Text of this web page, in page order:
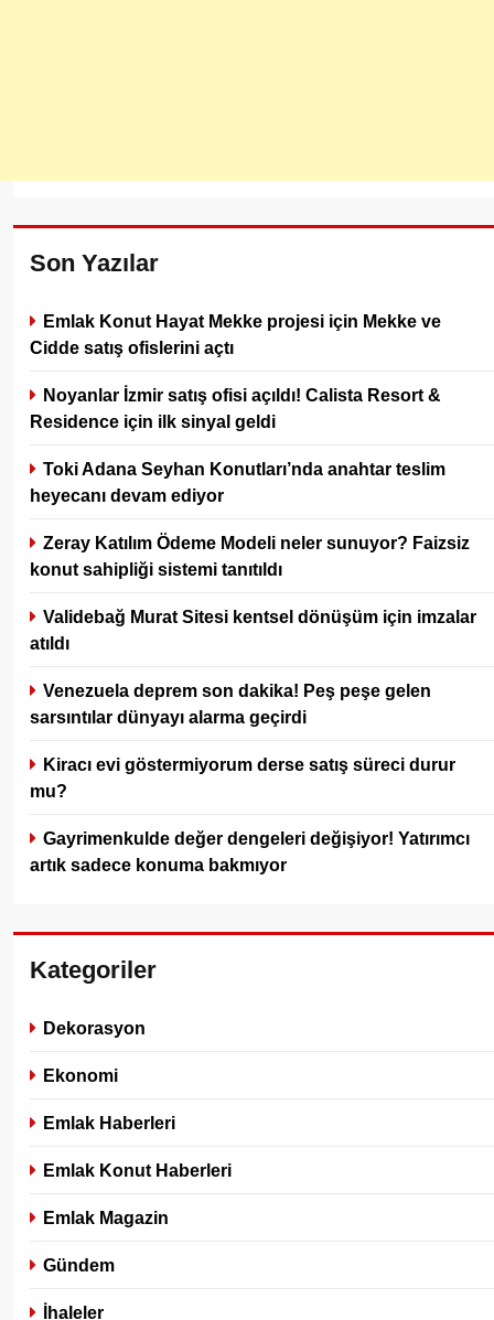
Son Yazılar
Emlak Konut Hayat Mekke projesi için Mekke ve
Cidde satış ofislerini açtı
Noyanlar İzmir satış ofisi açıldı! Calista Resort &
Residence için ilk sinyal geldi
Toki Adana Seyhan Konutları’nda anahtar teslim
heyecanı devam ediyor
Zeray Katılım Ödeme Modeli neler sunuyor? Faizsiz
konut sahipliği sistemi tanıtıldı
Validebağ Murat Sitesi kentsel dönüşüm için imzalar
atıldı
Venezuela deprem son dakika! Peş peşe gelen
sarsıntılar dünyayı alarma geçirdi
Kiracı evi göstermiyorum derse satış süreci durur
mu?
Gayrimenkulde değer dengeleri değişiyor! Yatırımcı
artık sadece konuma bakmıyor
Kategoriler
Dekorasyon
Ekonomi
Emlak Haberleri
Emlak Konut Haberleri
Emlak Magazin
Gündem
İhaleler